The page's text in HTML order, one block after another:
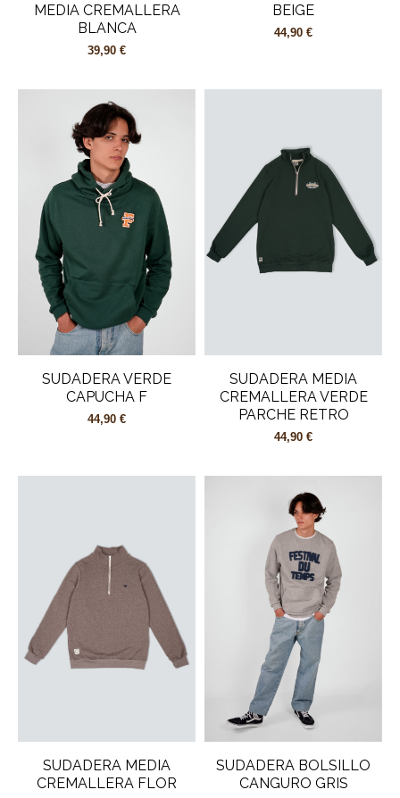
MEDIA CREMALLERA
BLANCA
39,90 €
BEIGE
44,90 €
SUDADERA VERDE
CAPUCHA F
44,90 €
SUDADERA MEDIA
CREMALLERA VERDE
PARCHE RETRO
44,90 €
SUDADERA MEDIA
CREMALLERA FLOR
SUDADERA BOLSILLO
CANGURO GRIS